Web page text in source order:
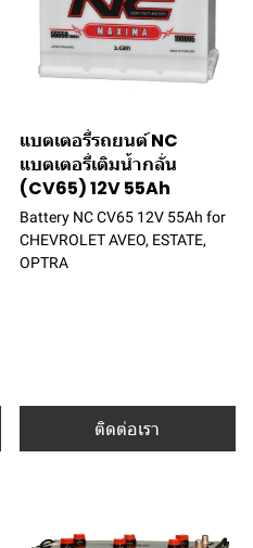
แบตเตอรี่รถยนต์ NC
แบตเตอรี่เติมน้ำกลั่น
(CV65) 12V 55Ah
Battery NC CV65 12V 55Ah for
CHEVROLET AVEO, ESTATE,
OPTRA
ติดต่อเรา